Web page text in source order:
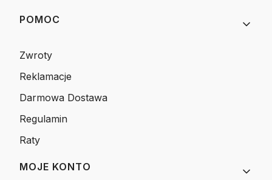
POMOC
Zwroty
Reklamacje
Darmowa Dostawa
Regulamin
Raty
MOJE KONTO